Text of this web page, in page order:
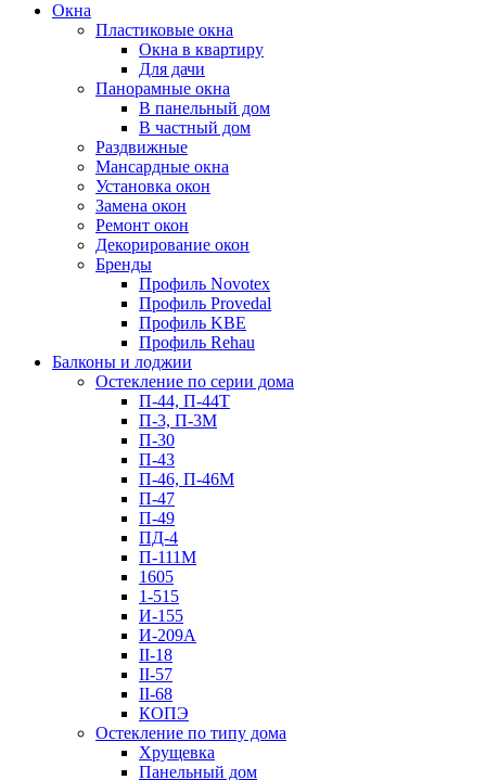
Окна
Пластиковые окна
Окна в квартиру
Для дачи
Панорамные окна
В панельный дом
В частный дом
Раздвижные
Мансардные окна
Установка окон
Замена окон
Ремонт окон
Декорирование окон
Бренды
Профиль Novotex
Профиль Provedal
Профиль KBE
Профиль Rehau
Балконы и лоджии
Остекление по серии дома
П-44, П-44Т
П-3, П-3М
П-30
П-43
П-46, П-46М
П-47
П-49
ПД-4
П-111М
1605
1-515
И-155
И-209А
II-18
II-57
II-68
КОПЭ
Остекление по типу дома
Хрущевка
Панельный дом